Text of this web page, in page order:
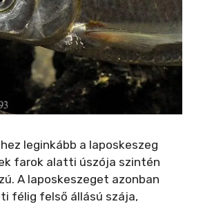
leginkább a laposkeszeg
farok alatti úszója szintén
A laposkeszeget azonban
félig felső állású szája,